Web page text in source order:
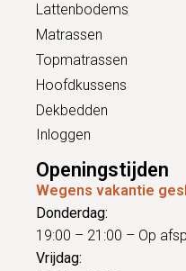
Lattenbodems
Matrassen
Topmatrassen
Hoofdkussens
Dekbedden
Inloggen
Openingstijden
Wegens vakantie
Donderdag:
19:00 – 21:00 – Op
Vrijdag: